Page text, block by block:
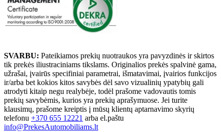
SVARBU: Pateikiamos prekių nuotraukos yra pavyzdinės ir skirtos
tik prekės iliustraciniams tikslams. Originalios prekės spalvinė gama,
užrašai, įvairūs specifiniai parametrai, išmatavimai, įvairios funkcijos
ir/arba bet kokios kitos savybės dėl savo vizualinių ypatybių gali
atrodyti kitaip negu realybėje, todėl prašome vadovautis tomis
prekių savybėmis, kurios yra prekių aprašymuose. Jei turite
klausimų, prašome kreiptis į mūsų klientų aptarnavimo skyrių
telefonu +370 655 12221 arba el.paštu
info@PrekesAutomobiliams.lt